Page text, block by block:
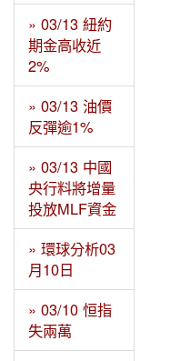
» 03/13 紐約
期金高收近
2%
» 03/13 油價
反彈逾1%
» 03/13 中國
央行料將增量
投放MLF資金
» 環球分析03
月10日
» 03/10 恒指
失兩萬